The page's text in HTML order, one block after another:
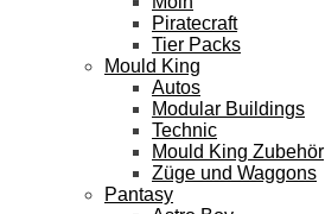
Piratecraft
Tier Packs
Mould King
Autos
Modular Buildings
Technic
Mould King Zubehör
Züge und Waggons
Pantasy